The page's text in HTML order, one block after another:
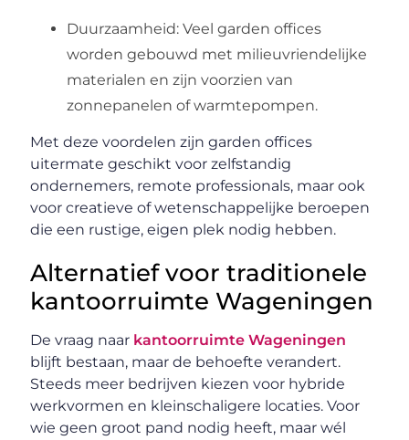
Duurzaamheid: Veel garden offices
worden gebouwd met milieuvriendelijke
materialen en zijn voorzien van
zonnepanelen of warmtepompen.
Met deze voordelen zijn garden offices
uitermate geschikt voor zelfstandig
ondernemers, remote professionals, maar ook
voor creatieve of wetenschappelijke beroepen
die een rustige, eigen plek nodig hebben.
Alternatief voor traditionele
kantoorruimte Wageningen
De vraag naar kantoorruimte Wageningen
blijft bestaan, maar de behoefte verandert.
Steeds meer bedrijven kiezen voor hybride
werkvormen en kleinschaligere locaties. Voor
wie geen groot pand nodig heeft, maar wél